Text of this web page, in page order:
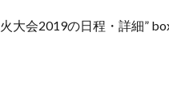
大会2019の日程・詳細”